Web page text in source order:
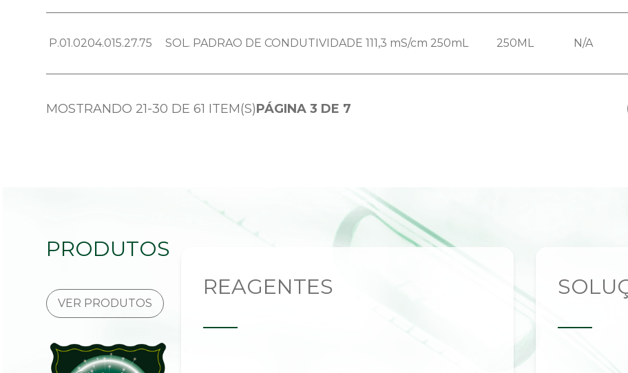
P.01.0204.015.27.75 SOL. PADRAO DE CONDUTIVIDADE 111,3 mS/cm 250mL 250ML N/A
MOSTRANDO 21-30 DE 61 ITEM(S)PÁGINA 3 DE 7
PRODUTOS
VER PRODUTOS
REAGENTES